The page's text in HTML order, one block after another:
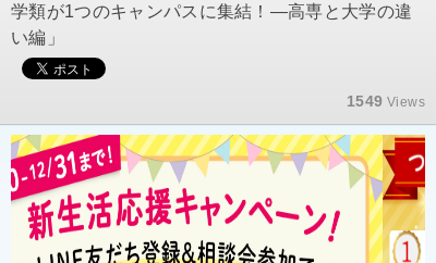
学類が1つのキャンパスに集結！―高専と大学の違
い編」
1549 Views